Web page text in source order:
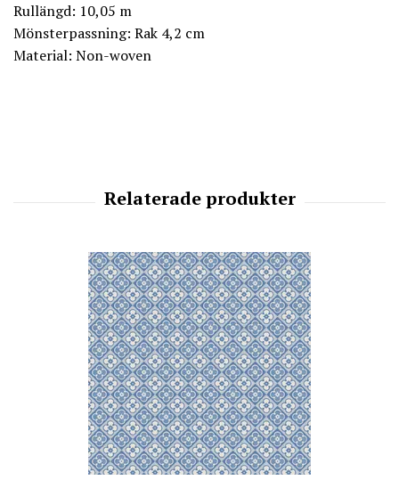
Rullängd: 10,05 m
Mönsterpassning: Rak 4,2 cm
Material: Non-woven